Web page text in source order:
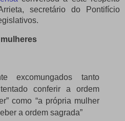
secretário do Pontifício
excomungados tanto
conferir a ordem
como “a própria mulher
a ordem sagrada”